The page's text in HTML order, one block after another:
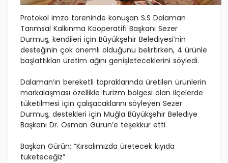
Protokol imza töreninde konuşan S.S Dalaman
Tarımsal Kalkınma Kooperatifi Başkanı Sezer
Durmuş, kendileri için Büyükşehir Belediyesi’nin
desteğinin çok önemli olduğunu belirtirken, 4 ürünle
başlattıkları üretim ağını genişleteceklerini söyledi.
Dalaman’ın bereketli topraklarında üretilen ürünlerin
markalaşması özellikle turizm bölgesi olan ilçelerde
tüketilmesi için çalışacaklarını söyleyen Sezer
Durmuş, destekleri için Muğla Büyükşehir Belediye
Başkanı Dr. Osman Gürün’e teşekkür etti.
Başkan Gürün; “Kırsalımızda üretecek kıyıda
tüketeceğiz”